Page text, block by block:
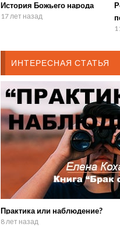
История Божьего народа
17 лет назад
ИНТЕРЕСНАЯ СТАТЬЯ
Практика или наблюдение?
8 лет назад